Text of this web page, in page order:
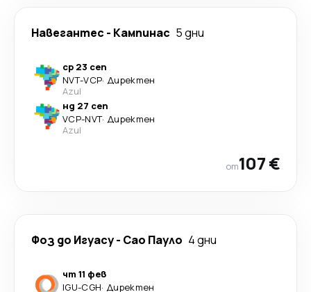
Навегантес - Кампинас 5 дни
ср 23 сеп
NVT-VCP· Директен
Azul
нд 27 сеп
VCP-NVT· Директен
Azul
от107 €
Фоз до Игуасу- Сао Пауло 4 дни
чт 11 фев
IGU-CGH· Директен